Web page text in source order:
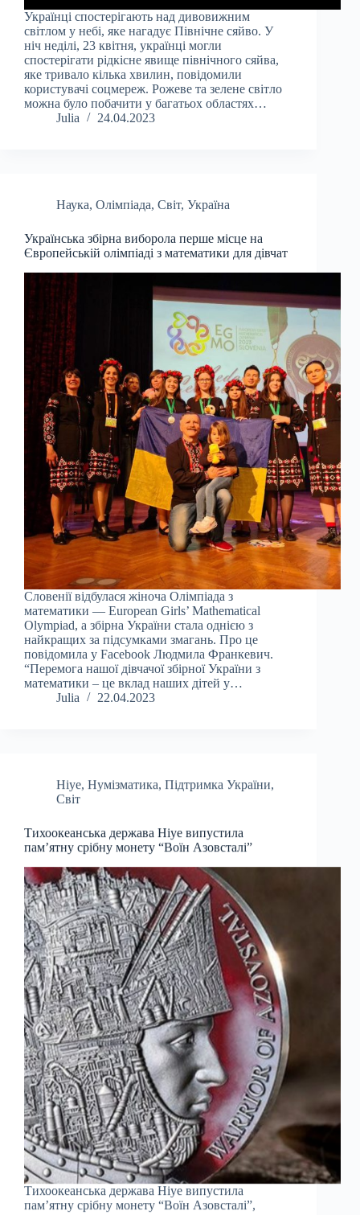
Українці спостерігають над дивовижним
світлом у небі, яке нагадує Північне сяйво. У
ніч неділі, 23 квітня, українці могли
спостерігати рідкісне явище північного сяйва,
яке тривало кілька хвилин, повідомили
користувачі соцмереж. Рожеве та зелене світло
можна було побачити у багатьох областях…
Julia
24.04.2023
Наука, Олімпіада, Світ, Україна
Українська збірна виборола перше місце на
Європейській олімпіаді з математики для дівчат
Словенії відбулася жіноча Олімпіада з
математики — European Girls’ Mathematical
Olympiad, а збірна України стала однією з
найкращих за підсумками змагань. Про це
повідомила у Facebook Людмила Франкевич.
“Перемога нашої дівчачої збірної України з
математики – це вклад наших дітей у…
Julia
22.04.2023
Ніуе, Нумізматика, Підтримка України,
Світ
Тихоокеанська держава Ніуе випустила
пам’ятну срібну монету “Воїн Азовсталі”
Тихоокеанська держава Ніуе випустила
пам’ятну срібну монету “Воїн Азовсталі”,